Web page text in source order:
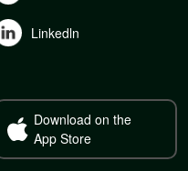
Linkedln
Download on the
App Store